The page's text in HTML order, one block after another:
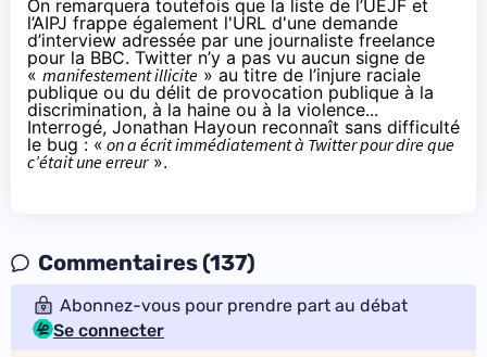
On remarquera toutefois que la liste de l’UEJF et
l’AIPJ frappe également l'URL d'une demande
d’interview adressée par une journaliste freelance
pour la BBC. Twitter n’y a pas vu aucun signe de
« manifestement illicite » au titre de l’injure raciale
publique ou du délit de provocation publique à la
discrimination, à la haine ou à la violence...
Interrogé, Jonathan Hayoun reconnaît sans difficulté
le bug : « on a écrit immédiatement à Twitter pour dire que
c’était une erreur».
Commentaires (137)
Abonnez-vous pour prendre part au débat
Se connecter